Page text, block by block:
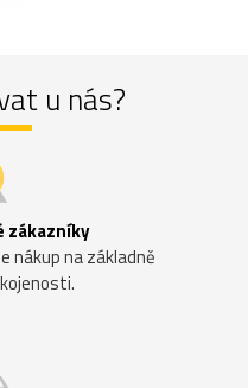
u nás?
zákazníky
nákup na základně